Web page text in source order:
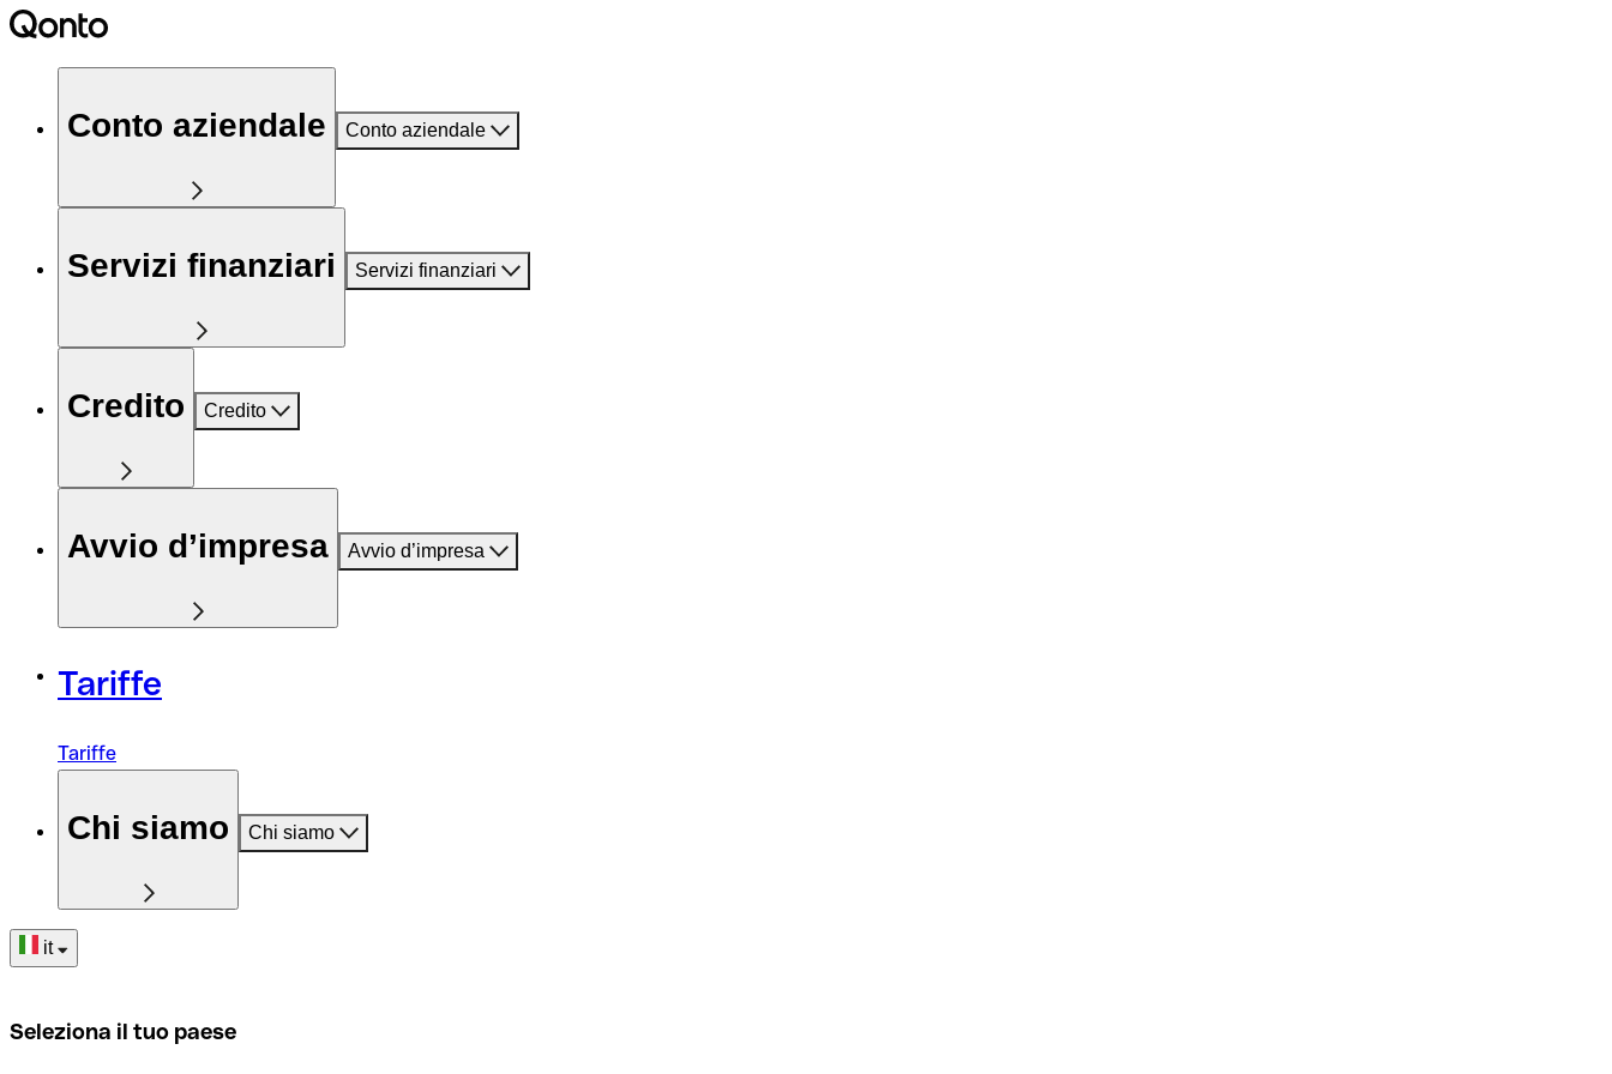
Conto aziendale Conto aziendale
Servizi finanziari Servizi finanziari
Credito Credito
Avvio d’impresa Avvio d’impresa
Tariffe
Tariffe
Chi siamo Chi siamo
it
Seleziona il tuo paese